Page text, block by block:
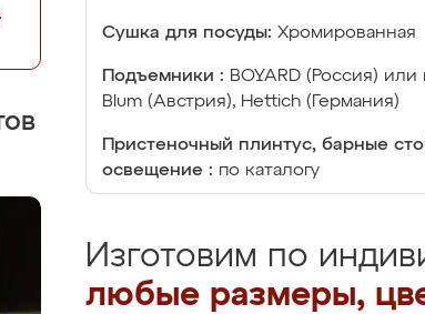
Сушка для посуды: Хромированная
Подъемники : BOYARD (Россия)
Blum (Австрия), Hettich (Германия)
Пристеночный плинтус, барные
освещение : по каталогу
Изготовим по
любые размеры,